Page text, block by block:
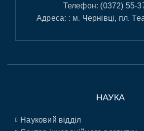
Телефон: (0372) 55-
Адреса: : м. Чернівці, пл.
НАУКА
Науковий відділ